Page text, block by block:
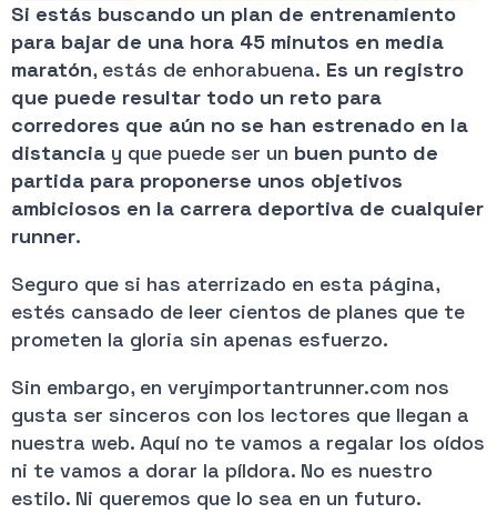
Si estás buscando un plan de entrenamiento
para bajar de una hora 45 minutos en media
maratón, estás de enhorabuena. Es un registro
que puede resultar todo un reto para
corredores que aún no se han estrenado en la
distancia y que puede ser un buen punto de
partida para proponerse unos objetivos
ambiciosos en la carrera deportiva de cualquier
runner.
Seguro que si has aterrizado en esta página,
estés cansado de leer cientos de planes que te
prometen la gloria sin apenas esfuerzo.
Sin embargo, en veryimportantrunner.com nos
gusta ser sinceros con los lectores que llegan a
nuestra web. Aquí no te vamos a regalar los oídos
ni te vamos a dorar la píldora. No es nuestro
estilo. Ni queremos que lo sea en un futuro.